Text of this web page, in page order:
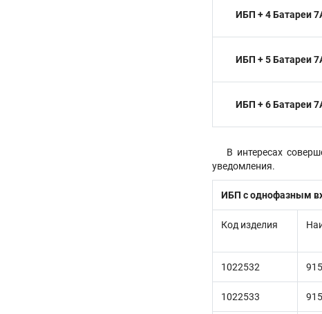
ИБП + 4 Батареи
ИБП + 5 Батареи
ИБП + 6 Батареи
В интересах
уведомления.
ИБП с однофазным
Код изделия
1022532
1022533